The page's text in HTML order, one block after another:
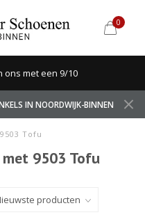
0
met een 9/10
IN NOORDWIJK-BINNEN
9503 Tofu
9503 Tofu